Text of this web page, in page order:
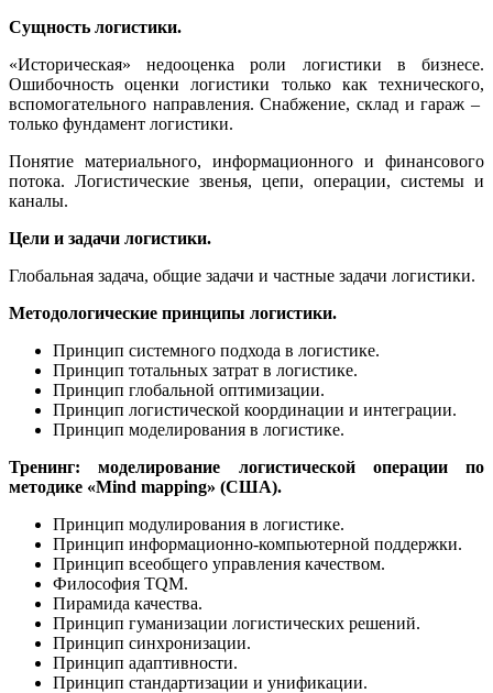
Сущность логистики.
«Историческая» недооценка роли логистики в бизнесе.
Ошибочность оценки логистики только как технического,
вспомогательного направления. Снабжение, склад и гараж –
только фундамент логистики.
Понятие материального, информационного и финансового
потока. Логистические звенья, цепи, операции, системы и
каналы.
Цели и задачи логистики.
Глобальная задача, общие задачи и частные задачи логистики.
Методологические принципы логистики.
Принцип системного подхода в логистике.
Принцип тотальных затрат в логистике.
Принцип глобальной оптимизации.
Принцип логистической координации и интеграции.
Принцип моделирования в логистике.
Тренинг: моделирование логистической операции по
методике «Mind mapping» (США).
Принцип модулирования в логистике.
Принцип информационно-компьютерной поддержки.
Принцип всеобщего управления качеством.
Философия TQM.
Пирамида качества.
Принцип гуманизации логистических решений.
Принцип синхронизации.
Принцип адаптивности.
Принцип стандартизации и унификации.